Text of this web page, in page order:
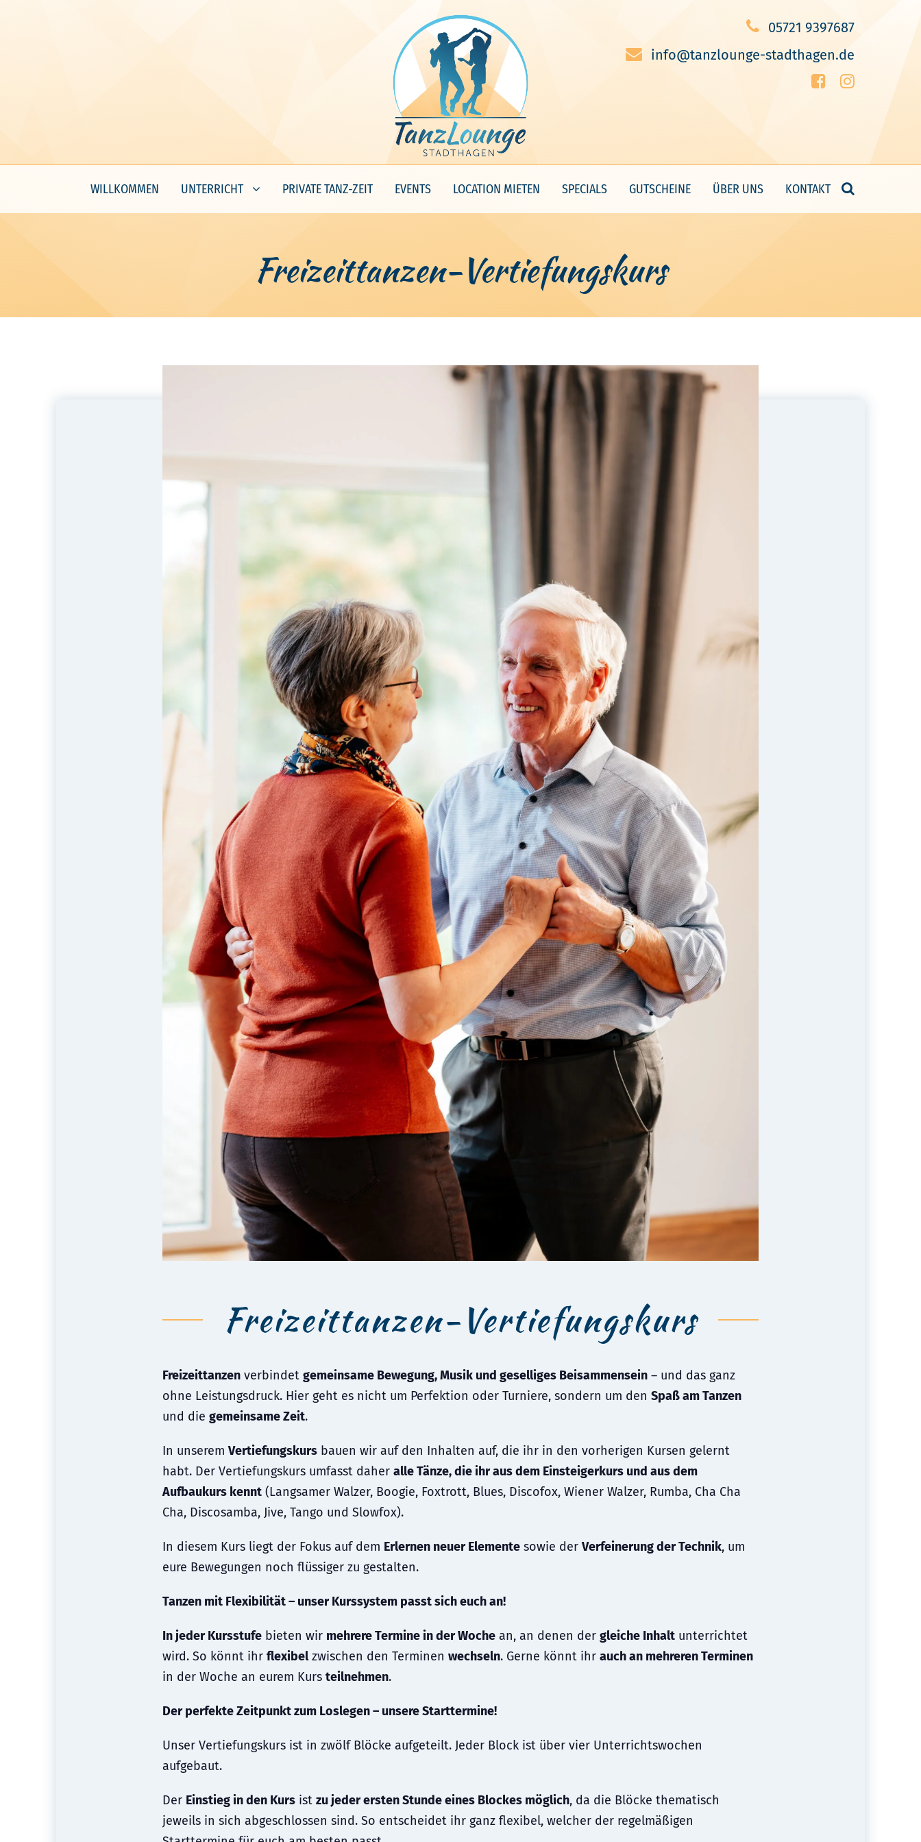
05721 9397687
info@tanzlounge-stadthagen.de
WILLKOMMEN UNTERRICHT PRIVATE TANZ-ZEIT EVENTS LOCATION MIETEN SPECIALS GUTSCHEINE ÜBER UNS KONTAKT
Freizeittanzen-Vertiefungskurs
Freizeittanzen-Vertiefungskurs
Freizeittanzen verbindet gemeinsame Bewegung, Musik und geselliges Beisammensein – und das ganz
ohne Leistungsdruck. Hier geht es nicht um Perfektion oder Turniere, sondern um den Spaß am Tanzen
und die gemeinsame Zeit.
In unserem Vertiefungskurs bauen wir auf den Inhalten auf, die ihr in den vorherigen Kursen gelernt
habt. Der Vertiefungskurs umfasst daher alle Tänze, die ihr aus dem Einsteigerkurs und aus dem
Aufbaukurs kennt (Langsamer Walzer, Boogie, Foxtrott, Blues, Discofox, Wiener Walzer, Rumba, Cha Cha
Cha, Discosamba, Jive, Tango und Slowfox).
In diesem Kurs liegt der Fokus auf dem Erlernen neuer Elemente sowie der Verfeinerung der Technik, um
eure Bewegungen noch flüssiger zu gestalten.
Tanzen mit Flexibilität – unser Kurssystem passt sich euch an!
In jeder Kursstufe bieten wir mehrere Termine in der Woche an, an denen der gleiche Inhalt unterrichtet
wird. So könnt ihr flexibelzwischen den Terminen wechseln. Gerne könnt ihr auch an mehreren Terminen
in der Woche an eurem Kurs teilnehmen.
Der perfekte Zeitpunkt zum Loslegen – unsere Starttermine!
Unser Vertiefungskurs ist in zwölf Blöcke aufgeteilt. Jeder Block ist über vier Unterrichtswochen
aufgebaut.
Der Einstieg in den Kurs ist zu jeder ersten Stunde eines Blockes möglich, da die Blöcke thematisch
jeweils in sich abgeschlossen sind. So entscheidet ihr ganz flexibel, welcher der regelmäßigen